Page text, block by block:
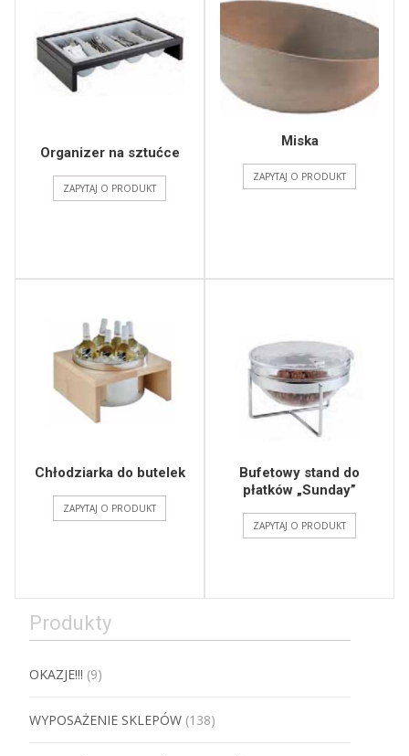
Organizer na sztućce
ZAPYTAJ O PRODUKT
Miska
ZAPYTAJ O PRODUKT
Chłodziarka do butelek
ZAPYTAJ O PRODUKT
Bufetowy stand do
płatków „Sunday”
ZAPYTAJ O PRODUKT
Produkty
OKAZJE!!! (9)
WYPOSAŻENIE SKLEPÓW (138)